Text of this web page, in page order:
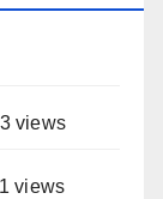
views
views